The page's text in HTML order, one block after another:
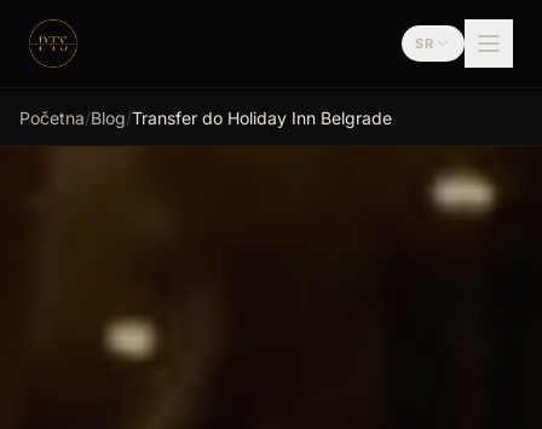
Preskoči na sadržaj
Premium Transfer
SR
Početna/Blog/Transfer do Holiday Inn Belgrade